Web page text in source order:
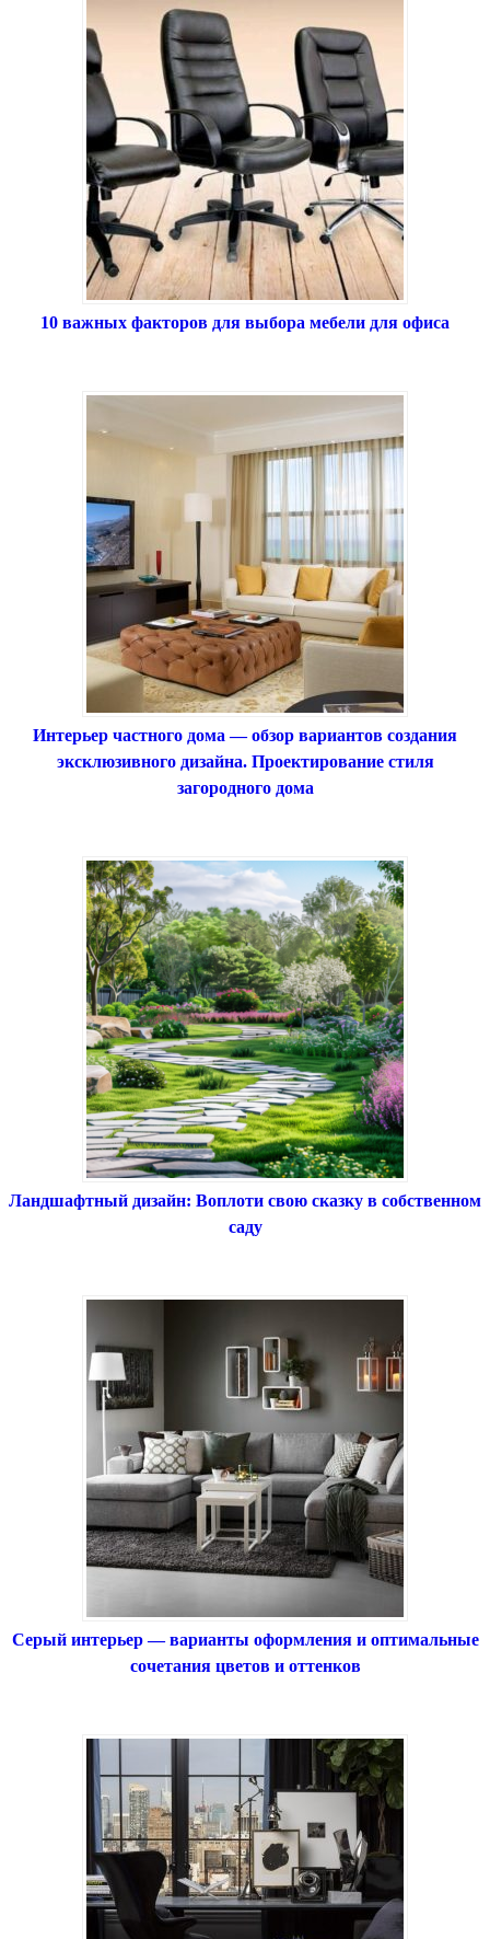
10 важных факторов для выбора мебели для офиса
Интерьер частного дома — обзор вариантов создания
эксклюзивного дизайна. Проектирование стиля
загородного дома
Ландшафтный дизайн: Воплоти свою сказку в собственном
саду
Серый интерьер — варианты оформления и оптимальные
сочетания цветов и оттенков